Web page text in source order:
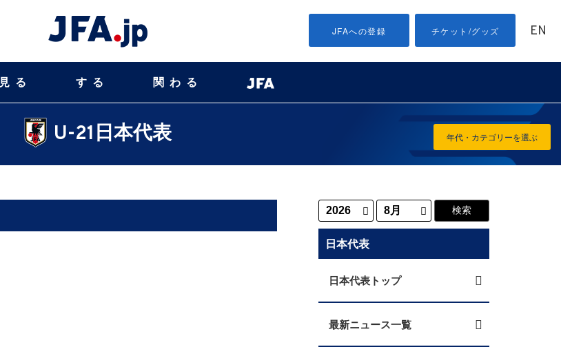
JFAへの登録 チケット/グッズ EN
見る する 関わる
U-21日本代表 年代・カテゴリーを選ぶ
日本代表
日本代表トップ
最新ニュース一覧